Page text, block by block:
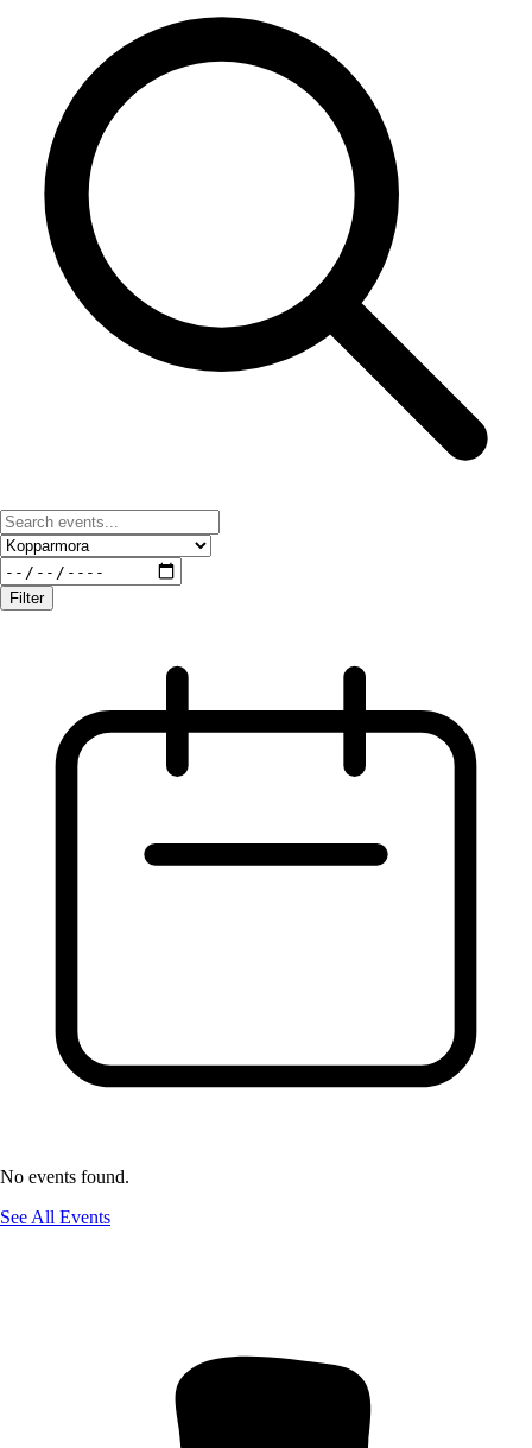
Filter
No events found.
See All Events